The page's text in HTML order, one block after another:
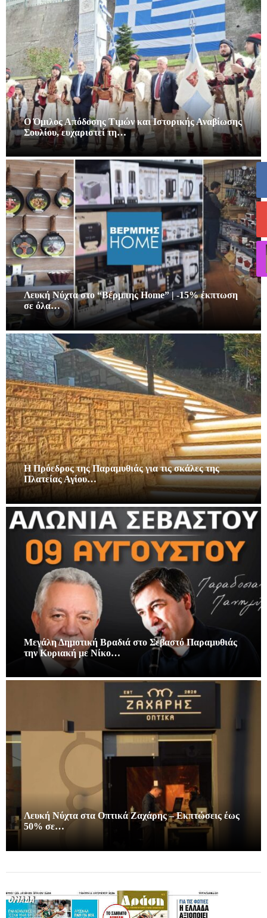
Ο Όμιλος Απόδοσης Τιμών και Ιστορικής Αναβίωσης
Σουλίου, ευχαριστεί τη…
Λευκή Νύχτα στο “Βέρμπης Home” | -15% έκπτωση
σε όλα…
Η Πρόεδρος της Παραμυθιάς για τις σκάλες της
Πλατείας Αγίου…
Μεγάλη Δημοτική Βραδιά στο Σεβαστό Παραμυθιάς
την Κυριακή με Νίκο…
Λευκή Νύχτα στα Οπτικά Ζαχάρης – Εκπτώσεις έως
50% σε…